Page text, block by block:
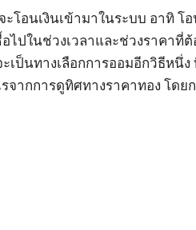
โอนเงินเข้ามาในระบบ อาทิ
ปในช่วงเวลาและช่วงราคาที่
ป็นทางเลือกการออมอีกวิธีหนึ่
ากการดูทิศทางราคาทอง โดย